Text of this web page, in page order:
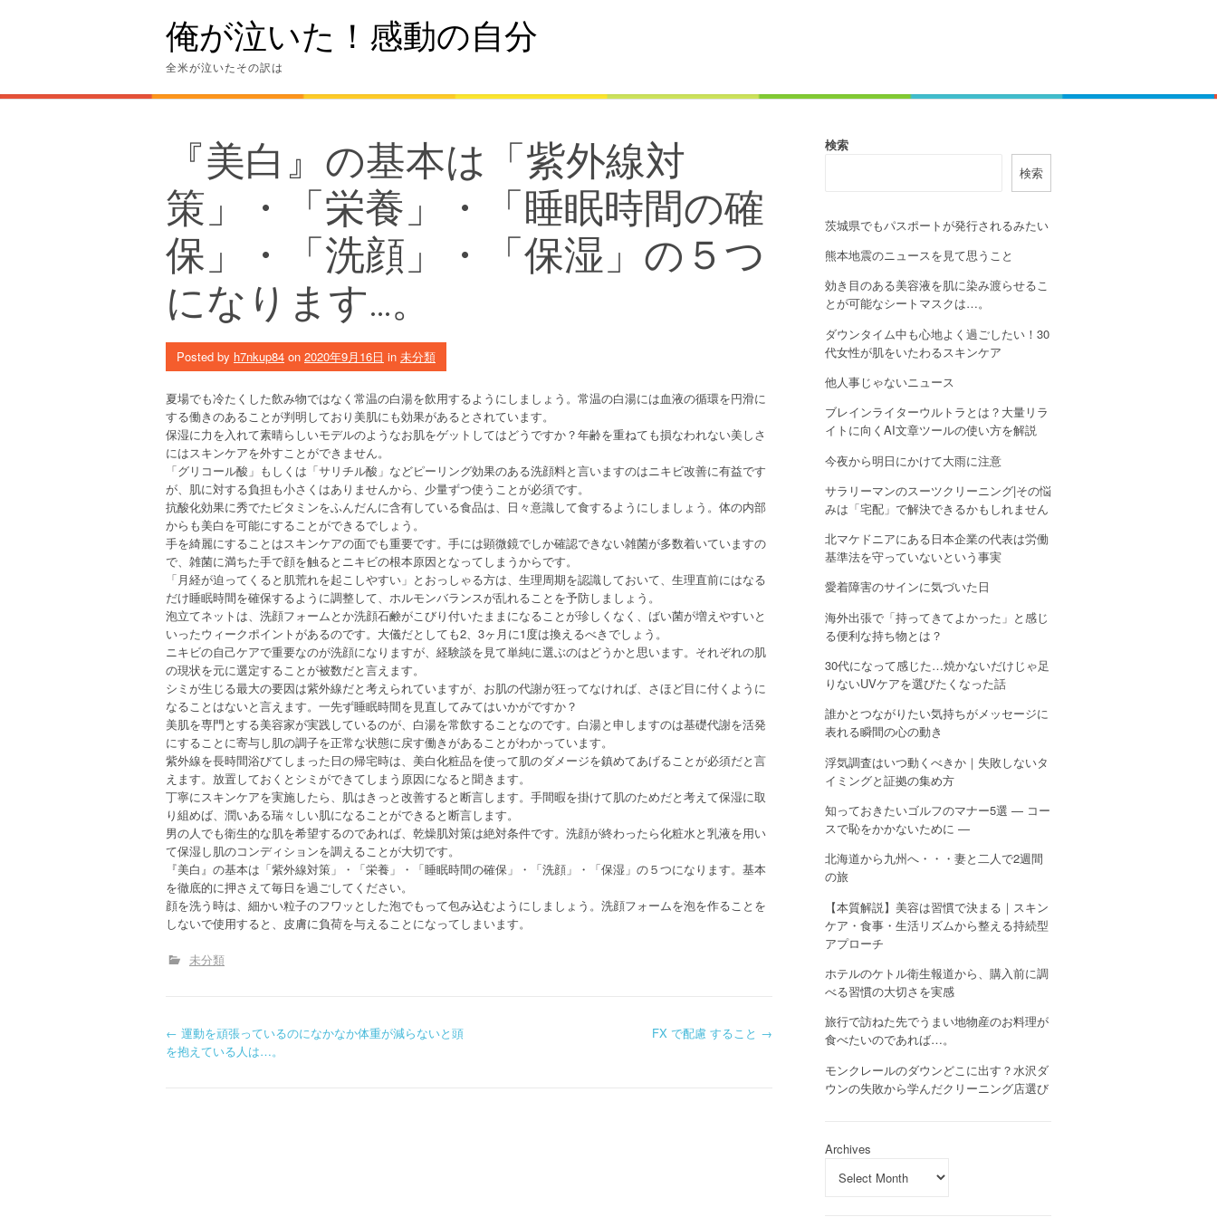
俺が泣いた！感動の自分
全米が泣いたその訳は
『美白』の基本は「紫外線対
策」・「栄養」・「睡眠時間の確
保」・「洗顔」・「保湿」の５つ
になります…。
Posted by h7nkup84 on 2020年9月16日 in 未分類
夏場でも冷たくした飲み物ではなく常温の白湯を飲用するようにしましょう。常温の白湯には血液の循環を円滑に
する働きのあることが判明しており美肌にも効果があるとされています。
保湿に力を入れて素晴らしいモデルのようなお肌をゲットしてはどうですか？年齢を重ねても損なわれない美しさ
にはスキンケアを外すことができません。
「グリコール酸」もしくは「サリチル酸」などピーリング効果のある洗顔料と言いますのはニキビ改善に有益です
が、肌に対する負担も小さくはありませんから、少量ずつ使うことが必須です。
抗酸化効果に秀でたビタミンをふんだんに含有している食品は、日々意識して食するようにしましょう。体の内部
からも美白を可能にすることができるでしょう。
手を綺麗にすることはスキンケアの面でも重要です。手には顕微鏡でしか確認できない雑菌が多数着いていますの
で、雑菌に満ちた手で顔を触るとニキビの根本原因となってしまうからです。
「月経が迫ってくると肌荒れを起こしやすい」とおっしゃる方は、生理周期を認識しておいて、生理直前にはなる
だけ睡眠時間を確保するように調整して、ホルモンバランスが乱れることを予防しましょう。
泡立てネットは、洗顔フォームとか洗顔石鹸がこびり付いたままになることが珍しくなく、ばい菌が増えやすいと
いったウィークポイントがあるのです。大儀だとしても2、3ヶ月に1度は換えるべきでしょう。
ニキビの自己ケアで重要なのが洗顔になりますが、経験談を見て単純に選ぶのはどうかと思います。それぞれの肌
の現状を元に選定することが被数だと言えます。
シミが生じる最大の要因は紫外線だと考えられていますが、お肌の代謝が狂ってなければ、さほど目に付くように
なることはないと言えます。一先ず睡眠時間を見直してみてはいかがですか？
美肌を専門とする美容家が実践しているのが、白湯を常飲することなのです。白湯と申しますのは基礎代謝を活発
にすることに寄与し肌の調子を正常な状態に戻す働きがあることがわかっています。
紫外線を長時間浴びてしまった日の帰宅時は、美白化粧品を使って肌のダメージを鎮めてあげることが必須だと言
えます。放置しておくとシミができてしまう原因になると聞きます。
丁寧にスキンケアを実施したら、肌はきっと改善すると断言します。手間暇を掛けて肌のためだと考えて保湿に取
り組めば、潤いある瑞々しい肌になることができると断言します。
男の人でも衛生的な肌を希望するのであれば、乾燥肌対策は絶対条件です。洗顔が終わったら化粧水と乳液を用い
て保湿し肌のコンディションを調えることが大切です。
『美白』の基本は「紫外線対策」・「栄養」・「睡眠時間の確保」・「洗顔」・「保湿」の５つになります。基本
を徹底的に押さえて毎日を過ごしてください。
顔を洗う時は、細かい粒子のフワッとした泡でもって包み込むようにしましょう。洗顔フォームを泡を作ることを
しないで使用すると、皮膚に負荷を与えることになってしまいます。
未分類
P
← 運動を頑張っているのになかなか体重が減らないと頭
を抱えている人は…。
FX で配慮 すること →
検索
検索
茨城県でもパスポートが発行されるみたい
熊本地震のニュースを見て思うこと
効き目のある美容液を肌に染み渡らせるこ
とが可能なシートマスクは…。
ダウンタイム中も心地よく過ごしたい！30
代女性が肌をいたわるスキンケア
他人事じゃないニュース
ブレインライターウルトラとは？大量リラ
イトに向くAI文章ツールの使い方を解説
今夜から明日にかけて大雨に注意
サラリーマンのスーツクリーニング|その悩
みは「宅配」で解決できるかもしれません
北マケドニアにある日本企業の代表は労働
基準法を守っていないという事実
愛着障害のサインに気づいた日
海外出張で「持ってきてよかった」と感じ
る便利な持ち物とは？
30代になって感じた…焼かないだけじゃ足
りないUVケアを選びたくなった話
誰かとつながりたい気持ちがメッセージに
表れる瞬間の心の動き
浮気調査はいつ動くべきか｜失敗しないタ
イミングと証拠の集め方
知っておきたいゴルフのマナー5選 — コー
スで恥をかかないために —
北海道から九州へ・・・妻と二人で2週間
の旅
【本質解説】美容は習慣で決まる｜スキン
ケア・食事・生活リズムから整える持続型
アプローチ
ホテルのケトル衛生報道から、購入前に調
べる習慣の大切さを実感
旅行で訪ねた先でうまい地物産のお料理が
食べたいのであれば…。
モンクレールのダウンどこに出す？水沢ダ
ウンの失敗から学んだクリーニング店選び
Archives